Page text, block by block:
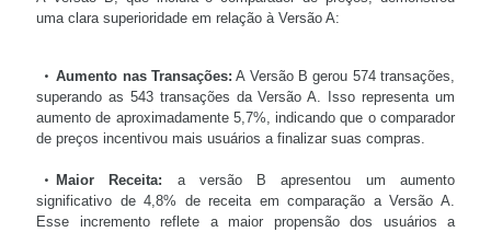
uma clara superioridade em relação à Versão A:
Aumento nas Transações: A Versão B gerou 574 transações,
superando as 543 transações da Versão A. Isso representa um
aumento de aproximadamente 5,7%, indicando que o comparador
de preços incentivou mais usuários a finalizar suas compras.
Maior Receita: a versão B apresentou um aumento
significativo de 4,8% de receita em comparação a Versão A.
Esse incremento reflete a maior propensão dos usuários a